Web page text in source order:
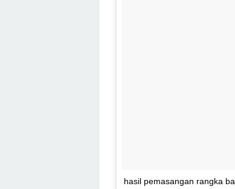
hasil pemasangan rangka